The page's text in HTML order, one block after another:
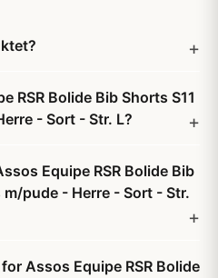
RSR Bolide Bib Shorts S11
- Sort - Str. L?
Equipe RSR Bolide Bib
pude - Herre - Sort - Str.
Assos Equipe RSR Bolide